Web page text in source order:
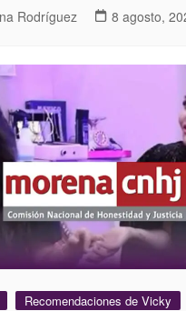
Rodríguez 8 agosto,
Recomendaciones de Vicky